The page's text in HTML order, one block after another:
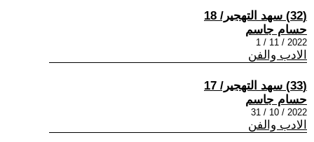
(32) سهد التهجير/ 18
حسام جاسم
2022 / 11 / 1
الادب والفن
(33) سهد التهجير/ 17
حسام جاسم
2022 / 10 / 31
الادب والفن